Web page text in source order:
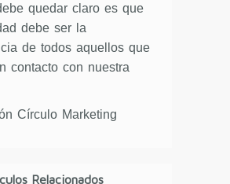
quedar claro es que
debe ser la
de todos aquellos que
contacto con nuestra
Círculo Marketing
Relacionados